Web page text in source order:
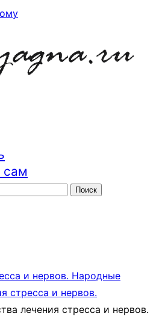
и красоты
сам
и нервов. Народные
стресса и нервов.
лечения стресса и нервов.